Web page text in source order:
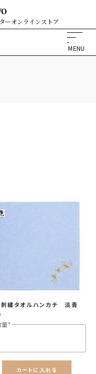
ーオンラインストア
繍タオルハンカチ 淡青
カートに入れる